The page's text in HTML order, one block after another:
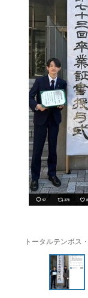
トータルテンボス